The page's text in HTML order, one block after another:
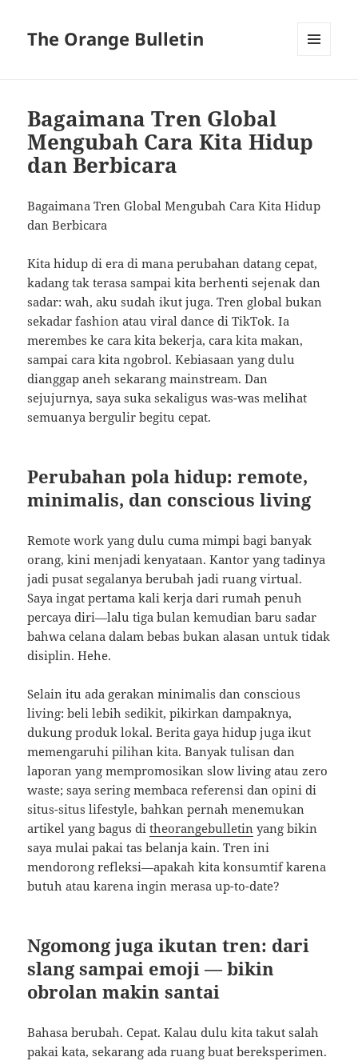
The Orange Bulletin
Bagaimana Tren Global
Mengubah Cara Kita Hidup
dan Berbicara
Bagaimana Tren Global Mengubah Cara Kita Hidup
dan Berbicara
Kita hidup di era di mana perubahan datang cepat,
kadang tak terasa sampai kita berhenti sejenak dan
sadar: wah, aku sudah ikut juga. Tren global bukan
sekadar fashion atau viral dance di TikTok. Ia
merembes ke cara kita bekerja, cara kita makan,
sampai cara kita ngobrol. Kebiasaan yang dulu
dianggap aneh sekarang mainstream. Dan
sejujurnya, saya suka sekaligus was-was melihat
semuanya bergulir begitu cepat.
Perubahan pola hidup: remote,
minimalis, dan conscious living
Remote work yang dulu cuma mimpi bagi banyak
orang, kini menjadi kenyataan. Kantor yang tadinya
jadi pusat segalanya berubah jadi ruang virtual.
Saya ingat pertama kali kerja dari rumah penuh
percaya diri—lalu tiga bulan kemudian baru sadar
bahwa celana dalam bebas bukan alasan untuk tidak
disiplin. Hehe.
Selain itu ada gerakan minimalis dan conscious
living: beli lebih sedikit, pikirkan dampaknya,
dukung produk lokal. Berita gaya hidup juga ikut
memengaruhi pilihan kita. Banyak tulisan dan
laporan yang mempromosikan slow living atau zero
waste; saya sering membaca referensi dan opini di
situs-situs lifestyle, bahkan pernah menemukan
artikel yang bagus ditheorangebulletin yang bikin
saya mulai pakai tas belanja kain. Tren ini
mendorong refleksi—apakah kita konsumtif karena
butuh atau karena ingin merasa up-to-date?
Ngomong juga ikutan tren: dari
slang sampai emoji — bikin
obrolan makin santai
Bahasa berubah. Cepat. Kalau dulu kita takut salah
pakai kata, sekarang ada ruang buat bereksperimen.